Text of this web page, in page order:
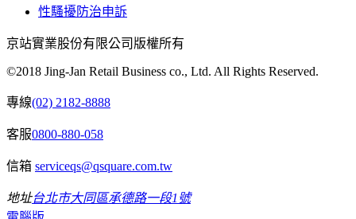
性騷擾防治申訴
京站實業股份有限公司版權所有
©2018 Jing-Jan Retail Business co., Ltd. All Rights Reserved.
專線(02) 2182-8888
客服0800-880-058
信箱 serviceqs@qsquare.com.tw
地址台北市大同區承德路一段1號